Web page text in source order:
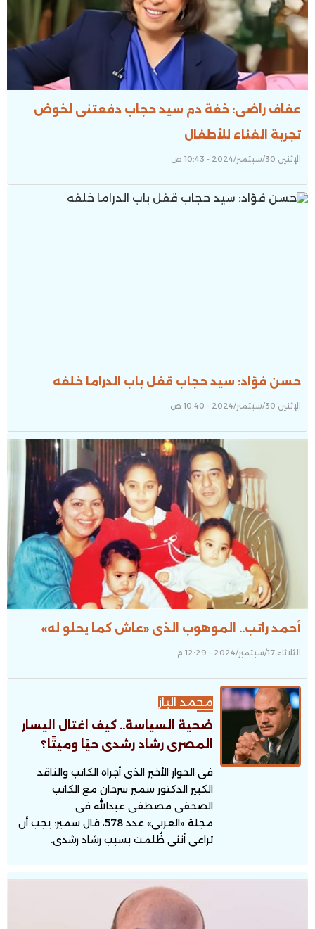
عفاف راضى: خفة دم سيد حجاب دفعتنى لخوض
تجربة الغناء للأطفال
الإثنين 30/سبتمبر/2024 - 10:43 ص
حسن فؤاد: سيد حجاب قفل باب الدراما خلفه
الإثنين 30/سبتمبر/2024 - 10:40 ص
أحمد راتب.. الموهوب الذى «عاش كما يحلو له»
الثلاثاء 17/سبتمبر/2024 - 12:29 م
محمد الباز
ضحية السياسة.. كيف اغتال اليسار
المصرى رشاد رشدى حيًا وميتًا؟
فى الحوار الأخير الذى أجراه الكاتب والناقد
الكبير الدكتور سمير سرحان مع الكاتب
الصحفى مصطفى عبدالله فى
مجلة «العربى» عدد 578، قال سمير: يجب أن
تراعى أننى ظُلمت بسبب رشاد رشدى.